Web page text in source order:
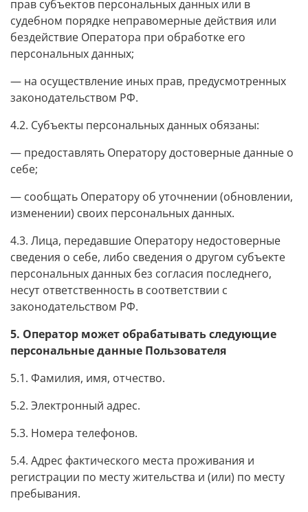
прав субъектов персональных данных или в
судебном порядке неправомерные действия или
бездействие Оператора при обработке его
персональных данных;
— на осуществление иных прав, предусмотренных
законодательством РФ.
4.2. Субъекты персональных данных обязаны:
— предоставлять Оператору достоверные данные о
себе;
— сообщать Оператору об уточнении (обновлении,
изменении) своих персональных данных.
4.3. Лица, передавшие Оператору недостоверные
сведения о себе, либо сведения о другом субъекте
персональных данных без согласия последнего,
несут ответственность в соответствии с
законодательством РФ.
5. Оператор может обрабатывать следующие
персональные данные Пользователя
5.1. Фамилия, имя, отчество.
5.2. Электронный адрес.
5.3. Номера телефонов.
5.4. Адрес фактического места проживания и
регистрации по месту жительства и (или) по месту
пребывания.